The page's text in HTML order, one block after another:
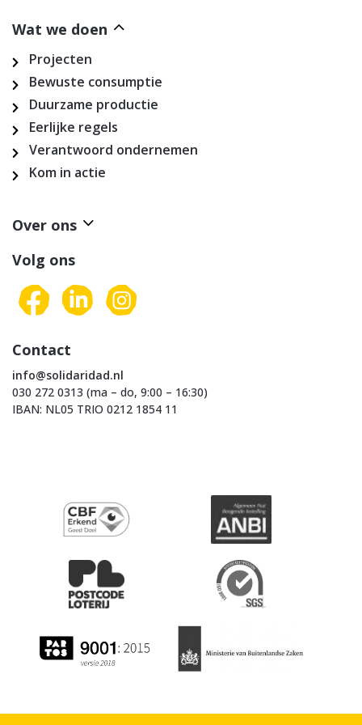
Wat we doen
Projecten
Bewuste consumptie
Duurzame productie
Eerlijke regels
Verantwoord ondernemen
Kom in actie
Over ons
Volg ons
Contact
info@solidaridad.nl
030 272 0313 (ma – do, 9:00 – 16:30)
IBAN: NL05 TRIO 0212 1854 11